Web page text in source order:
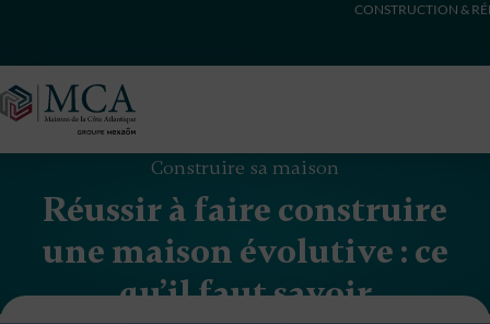
CONSTRUCTION &
Construire sa maison
Réussir à faire construire
une maison évolutive : ce
qu’il faut savoir